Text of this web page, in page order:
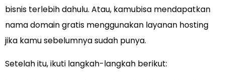
bisnis terlebih dahulu. Atau, kamubisa mendapatkan
nama domain gratis menggunakan layanan hosting
jika kamu sebelumnya sudah punya.
Setelah itu, ikuti langkah-langkah berikut: